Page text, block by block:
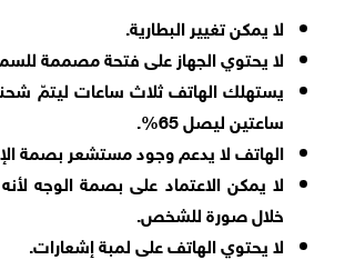
لا يمكن تغيير البطارية.
لا يحتوي الجهاز على فتحة مصممة
ساعتين ليصل 65%.
الهاتف لا يدعم وجود مستشعر بصمة
لا يمكن الاعتماد على بصمة الوجه
خلال صورة للشخص.
لا يحتوي الهاتف على لمبة إشعارات.